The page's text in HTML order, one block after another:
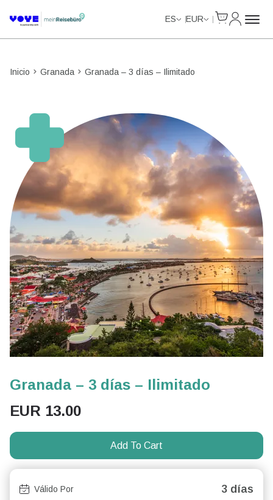
ES EUR
Inicio Granada Granada – 3 días – Ilimitado
Granada – 3 días – Ilimitado
EUR 13.00
Add To Cart
Válido Por 3 días